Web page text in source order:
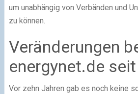
um unabhängig von Verbänden und
zu können.
Veränderungen
energynet.de
Vor zehn Jahren gab es noch keine